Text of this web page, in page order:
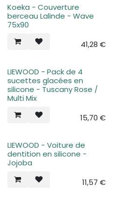
Koeka - Couverture
berceau Lalinde - Wave
75x90
41,28 €
LIEWOOD - Pack de 4
sucettes glacées en
silicone - Tuscany Rose /
Multi Mix
15,70 €
LIEWOOD - Voiture de
dentition en silicone -
Jojoba
11,57 €